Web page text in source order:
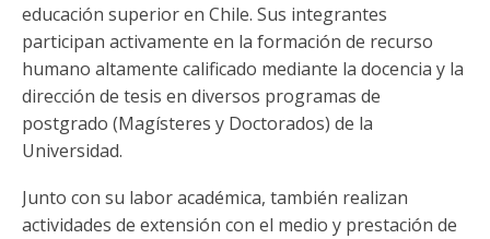
educación superior en Chile. Sus integrantes
participan activamente en la formación de recurso
humano altamente calificado mediante la docencia y la
dirección de tesis en diversos programas de
postgrado (Magísteres y Doctorados) de la
Universidad.
Junto con su labor académica, también realizan
actividades de extensión con el medio y prestación de